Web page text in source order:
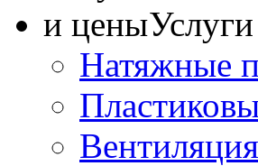
Натяжные